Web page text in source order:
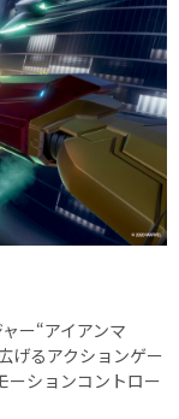
ー“アイアンマ
げるアクションゲー
ーションコントロー